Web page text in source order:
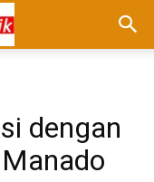
dengan